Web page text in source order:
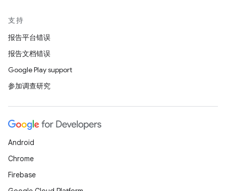
支持
报告平台错误
报告文档错误
Google Play support
参加调查研究
Android
Chrome
Firebase